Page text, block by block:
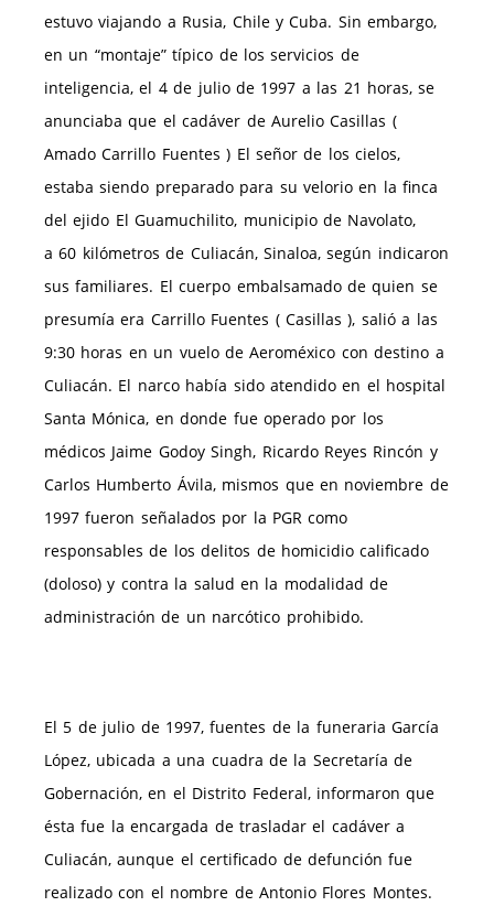
estuvo viajando a Rusia, Chile y Cuba. Sin embargo,
en un “montaje” típico de los servicios de
inteligencia, el 4 de julio de 1997 a las 21 horas, se
anunciaba que el cadáver de Aurelio Casillas (
Amado Carrillo Fuentes ) El señor de los cielos,
estaba siendo preparado para su velorio en la finca
del ejido El Guamuchilito, municipio de Navolato,
a 60 kilómetros de Culiacán, Sinaloa, según indicaron
sus familiares. El cuerpo embalsamado de quien se
presumía era Carrillo Fuentes ( Casillas ), salió a las
9:30 horas en un vuelo de Aeroméxico con destino a
Culiacán. El narco había sido atendido en el hospital
Santa Mónica, en donde fue operado por los
médicos Jaime Godoy Singh, Ricardo Reyes Rincón y
Carlos Humberto Ávila, mismos que en noviembre de
1997 fueron señalados por la PGR como
responsables de los delitos de homicidio calificado
(doloso) y contra la salud en la modalidad de
administración de un narcótico prohibido.
El 5 de julio de 1997, fuentes de la funeraria García
López, ubicada a una cuadra de la Secretaría de
Gobernación, en el Distrito Federal, informaron que
ésta fue la encargada de trasladar el cadáver a
Culiacán, aunque el certificado de defunción fue
realizado con el nombre de Antonio Flores Montes.